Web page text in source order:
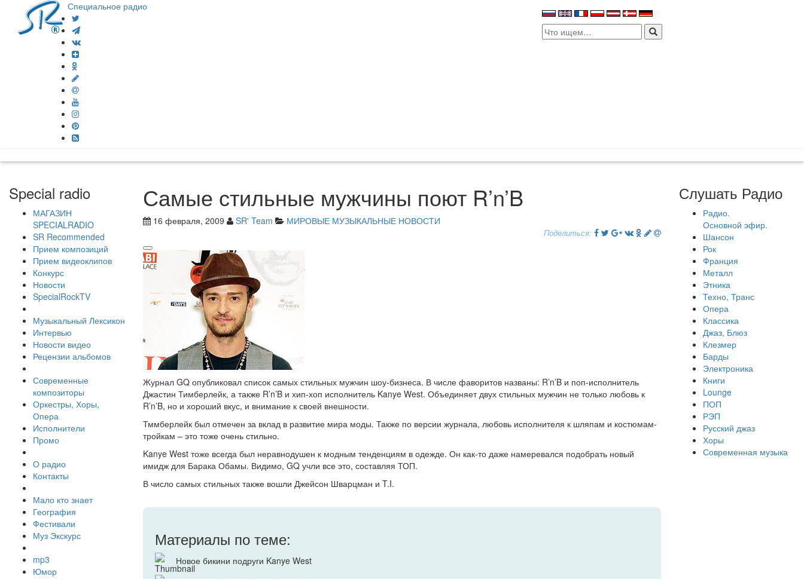
Специальное радио
Search
for:
Special radio
МАГАЗИН
SPECIALRADIO
SR Recommended
Прием композиций
Прием видеоклипов
Конкурс
Новости
SpecialRockTV
Музыкальный Лексикон
Интервью
Новости видео
Рецензии альбомов
Современные
композиторы
Оркестры, Хоры,
Опера
Исполнители
Промо
О радио
Контакты
Мало кто знает
География
Фестивали
Муз Экскурс
mp3
Юмор
Самые стильные мужчины поют R’n’B
16 февраля, 2009 SR' Team МИРОВЫЕ МУЗЫКАЛЬНЫЕ НОВОСТИ
Поделиться:
Журнал GQ опубликовал список самых стильных мужчин шоу-бизнеса. В числе фаворитов названы: R’n’B и поп-исполнитель
Джастин Тимберлейк, а также R’n’B и хип-хоп исполнитель Kanye West. Объединяет двух стильных мужчин не только любовь к
R’n’B, но и хороший вкус, и внимание к своей внешности.
Тммберлейк был отмечен за вклад в развитие мира моды. Также по версии журнала, любовь исполнителя к шляпам и костюмам-
тройкам – это тоже очень стильно.
Kanye West тоже всегда был неравнодушен к модным тенденциям в одежде. Он как-то даже намеревался подобрать новый
имидж для Барака Обамы. Видимо, GQ учли все это, составляя ТОП.
В число самых стильных также вошли Джейсон Шварцман и T.I.
Материалы по теме:
Новое бикини подруги Kanye West
Слушать Радио
Радио.
Основной эфир.
Шансон
Рок
Франция
Металл
Этника
Техно, Транс
Опера
Классика
Джаз, Блюз
Клезмер
Барды
Электроника
Книги
Lounge
ПОП
РЭП
Русский джаз
Хоры
Современная музыка